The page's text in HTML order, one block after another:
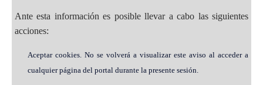
Ante esta información es posible llevar a cabo las siguientes
acciones:
Aceptar cookies. No se volverá a visualizar este aviso al acceder a
cualquier página del portal durante la presente sesión.